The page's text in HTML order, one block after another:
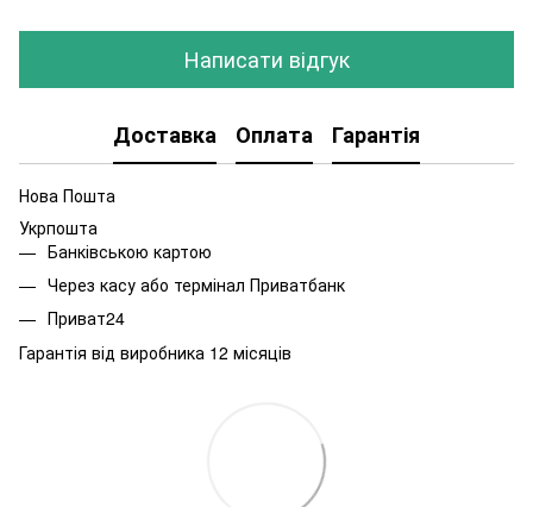
Написати відгук
Доставка Оплата Гарантія
Нова Пошта
Укрпошта
Банківською картою
Через касу або термінал Приватбанк
Приват24
Гарантія від виробника 12 місяців